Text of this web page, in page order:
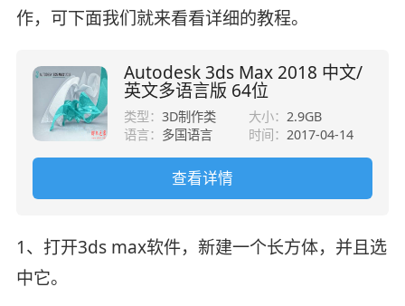
作，可下面我们就来看看详细的教程。
Autodesk 3ds Max 2018 中文/
英文多语言版 64位
类型：3D制作类 大小： 2.9GB
语言： 多国语言 时间： 2017-04-14
查看详情
1、打开3ds max软件，新建一个长方体，并且选
中它。